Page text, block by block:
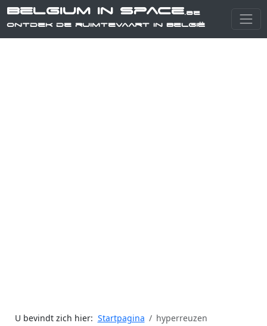
Belgium in Space.be
Ontdek de ruimtevaart in België
U bevindt zich hier: Startpagina hyperreuzen